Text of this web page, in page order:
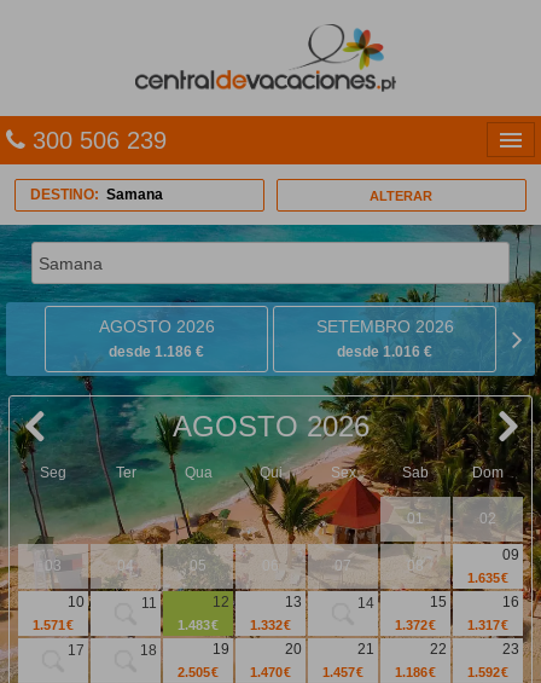
300 506 239
Entrar
TRIP PLANNER
PACOTES
MULTIDESTINO
CARAÍBAS
CRUZEIROS
PROMOÇÕES
HOTÉIS
VOO + HOTEL
DESTINO: Samana ALTERAR
AGOSTO 2026
desde 1.186 €
SETEMBRO 2026
desde 1.016 €
AGOSTO 2026
Seg Ter Qua Qui Sex Sab Dom
01 02
03 04 05 06 07 08
09
1.635 €
10
1.571 €
11 12
1.483 €
13
1.332 €
14 15
1.372 €
16
1.317 €
17 18 19
2.505 €
20
1.470 €
21
1.457 €
22
1.186 €
23
1.592 €